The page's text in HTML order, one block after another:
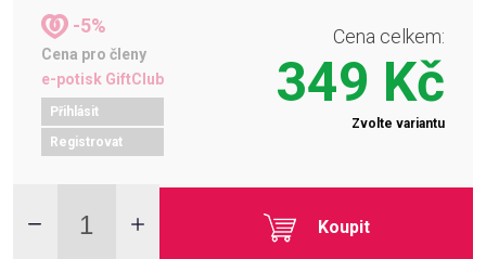
-5%
Cena pro členy
e-potisk GiftClub
Přihlásit
Registrovat
Cena celkem:
349 Kč
Zvolte variantu
Koupit